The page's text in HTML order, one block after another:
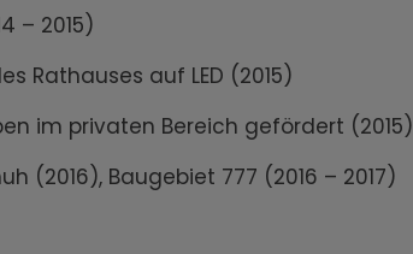
– 2015)
Rathauses auf LED (2015)
im privaten Bereich gefördert (2015)
Baugebiet 777 (2016 – 2017)